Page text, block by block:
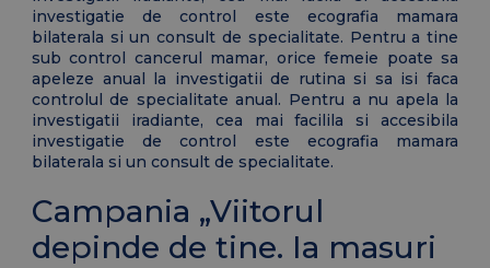
investigatie de control este ecografia mamara
bilaterala si un consult de specialitate. Pentru a tine
sub control cancerul mamar, orice femeie poate sa
apeleze anual la investigatii de rutina si sa isi faca
controlul de specialitate anual. Pentru a nu apela la
investigatii iradiante, cea mai facilila si accesibila
investigatie de control este ecografia mamara
bilaterala si un consult de specialitate.
Campania „Viitorul
depinde de tine. Ia masuri